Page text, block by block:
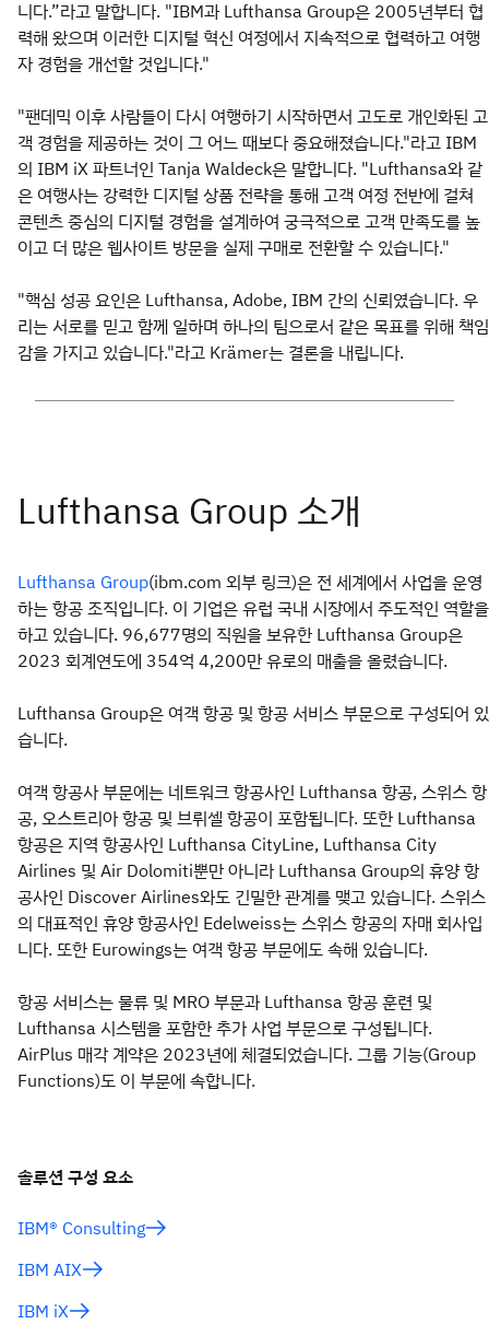
니다.”라고 말합니다. "IBM과 Lufthansa Group은 2005년부터 협
력해 왔으며 이러한 디지털 혁신 여정에서 지속적으로 협력하고 여행
자 경험을 개선할 것입니다."
"팬데믹 이후 사람들이 다시 여행하기 시작하면서 고도로 개인화된 고
객 경험을 제공하는 것이 그 어느 때보다 중요해졌습니다."라고 IBM
의 IBM iX 파트너인 Tanja Waldeck은 말합니다. "Lufthansa와 같
은 여행사는 강력한 디지털 상품 전략을 통해 고객 여정 전반에 걸쳐
콘텐츠 중심의 디지털 경험을 설계하여 궁극적으로 고객 만족도를 높
이고 더 많은 웹사이트 방문을 실제 구매로 전환할 수 있습니다."
"핵심 성공 요인은 Lufthansa, Adobe, IBM 간의 신뢰였습니다. 우
리는 서로를 믿고 함께 일하며 하나의 팀으로서 같은 목표를 위해 책임
감을 가지고 있습니다."라고 Krämer는 결론을 내립니다.
Lufthansa Group(ibm.com 외부 링크)은 전 세계에서 사업을 운영
하는 항공 조직입니다. 이 기업은 유럽 국내 시장에서 주도적인 역할을
하고 있습니다. 96,677명의 직원을 보유한 Lufthansa Group은
2023 회계연도에 354억 4,200만 유로의 매출을 올렸습니다.
Lufthansa Group은 여객 항공 및 항공 서비스 부문으로 구성되어 있
습니다.
여객 항공사 부문에는 네트워크 항공사인 Lufthansa 항공, 스위스 항
공, 오스트리아 항공 및 브뤼셀 항공이 포함됩니다. 또한 Lufthansa
항공은 지역 항공사인 Lufthansa CityLine, Lufthansa City
Airlines 및 Air Dolomiti뿐만 아니라 Lufthansa Group의 휴양 항
공사인 Discover Airlines와도 긴밀한 관계를 맺고 있습니다. 스위스
의 대표적인 휴양 항공사인 Edelweiss는 스위스 항공의 자매 회사입
니다. 또한 Eurowings는 여객 항공 부문에도 속해 있습니다.
항공 서비스는 물류 및 MRO 부문과 Lufthansa 항공 훈련 및
Lufthansa 시스템을 포함한 추가 사업 부문으로 구성됩니다.
AirPlus 매각 계약은 2023년에 체결되었습니다. 그룹 기능(Group
Functions)도 이 부문에 속합니다.
솔루션 구성 요소
IBM® Consulting
IBM AIX
IBM iX